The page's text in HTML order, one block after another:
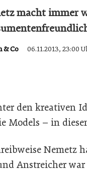
macht immer
& Co 06.11.2013, 23:00
den kreativen
Models – in
Nemetz
Anstreicher